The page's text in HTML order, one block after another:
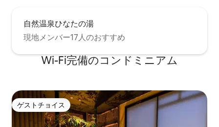
自然温泉ひなたの湯
現地メンバー17人のおすすめ
Wi-Fi完備のコンドミニアム
ゲストチョイス
ゲストチョイス